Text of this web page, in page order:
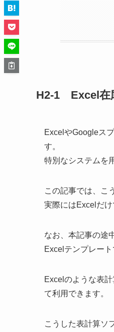
H2-1 Excel在
ExcelやGoogleス
す。
特別なシステムを
この記事では、こ
実際にはExcelだ
なお、本記事の途
Excelテンプレー
Excelのような表計
て利用できます。
こうした表計算ソ